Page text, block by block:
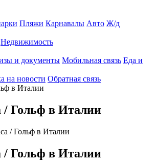
Пляжи Карнавалы Авто Ж/д
Недвижимость
и документы Мобильная связь Еда и
на новости Обратная связь
/ Гольф в Италии
/ Гольф в Италии
/ Гольф в Италии